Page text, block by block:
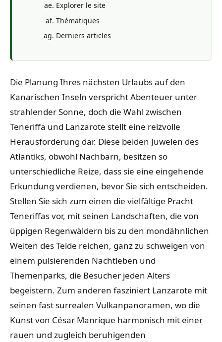
Explorer le site
Thématiques
Derniers articles
Die Planung Ihres nächsten Urlaubs auf den
Kanarischen Inseln verspricht Abenteuer unter
strahlender Sonne, doch die Wahl zwischen
Teneriffa und Lanzarote stellt eine reizvolle
Herausforderung dar. Diese beiden Juwelen des
Atlantiks, obwohl Nachbarn, besitzen so
unterschiedliche Reize, dass sie eine eingehende
Erkundung verdienen, bevor Sie sich entscheiden.
Stellen Sie sich zum einen die vielfältige Pracht
Teneriffas vor, mit seinen Landschaften, die von
üppigen Regenwäldern bis zu den mondähnlichen
Weiten des Teide reichen, ganz zu schweigen von
einem pulsierenden Nachtleben und
Themenparks, die Besucher jeden Alters
begeistern. Zum anderen fasziniert Lanzarote mit
seinen fast surrealen Vulkanpanoramen, wo die
Kunst von César Manrique harmonisch mit einer
rauen und zugleich beruhigenden